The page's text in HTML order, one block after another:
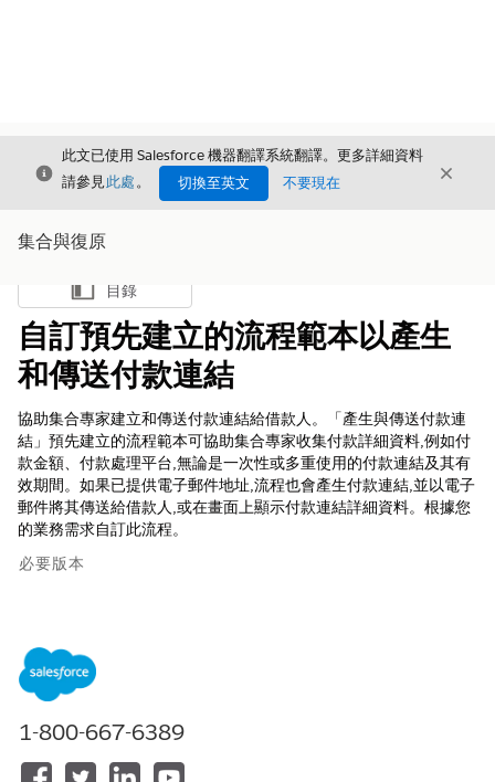
結束
此文已使用 Salesforce 機器翻譯系統翻譯。更多詳細資料
請參見此處。 切換至英文 不要現在 結束
集合與復原
顯示目錄
目錄
自訂預先建立的流程範本以產生
和傳送付款連結
協助集合專家建立和傳送付款連結給借款人。「產生與傳送付款連
結」預先建立的流程範本可協助集合專家收集付款詳細資料,例如付
款金額、付款處理平台,無論是一次性或多重使用的付款連結及其有
效期間。如果已提供電子郵件地址,流程也會產生付款連結,並以電子
郵件將其傳送給借款人,或在畫面上顯示付款連結詳細資料。根據您
的業務需求自訂此流程。
必要版本
提供版本：
建立與自訂流程:
1-800-667-6389